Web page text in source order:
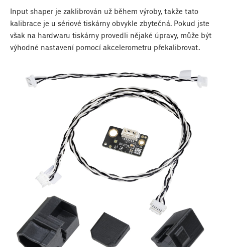
Input shaper je zaklibrován už během výroby, takže tato
kalibrace je u sériové tiskárny obvykle zbytečná. Pokud jste
však na hardwaru tiskárny provedli nějaké úpravy, může být
výhodné nastavení pomocí akcelerometru překalibrovat.